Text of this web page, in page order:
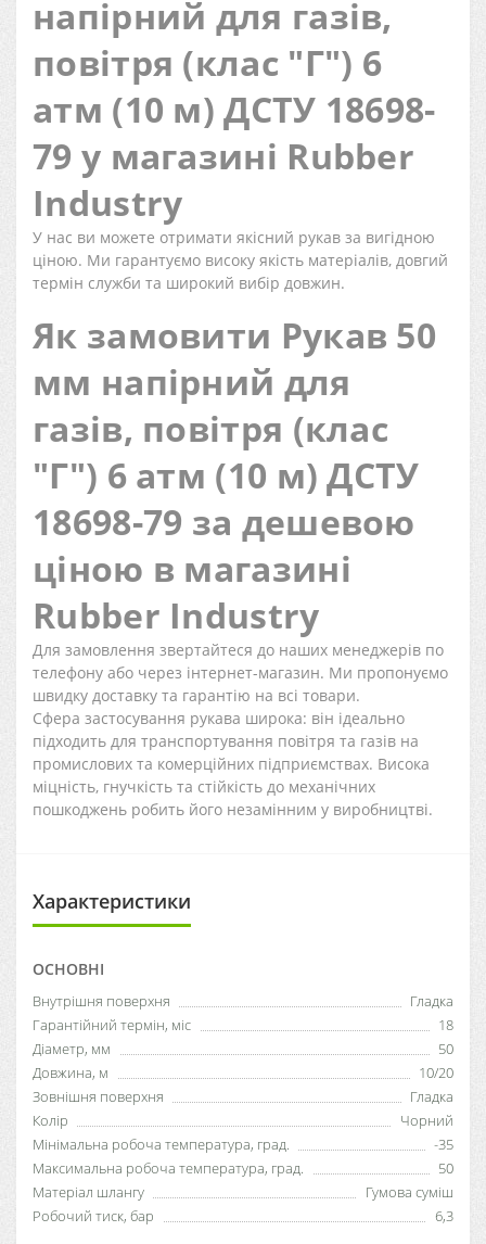
напірний для газів,
повітря (клас "Г") 6
атм (10 м) ДСТУ 18698-
79 у магазині Rubber
Industry
У нас ви можете отримати якісний рукав за вигідною
ціною. Ми гарантуємо високу якість матеріалів, довгий
термін служби та широкий вибір довжин.
Як замовити Рукав 50
мм напірний для
газів, повітря (клас
"Г") 6 атм (10 м) ДСТУ
18698-79 за дешевою
ціною в магазині
Rubber Industry
Для замовлення звертайтеся до наших менеджерів по
телефону або через інтернет-магазин. Ми пропонуємо
швидку доставку та гарантію на всі товари.
Сфера застосування рукава широка: він ідеально
підходить для транспортування повітря та газів на
промислових та комерційних підприємствах. Висока
міцність, гнучкість та стійкість до механічних
пошкоджень робить його незамінним у виробництві.
Характеристики
ОСНОВНІ
Внутрішня поверхня
Гладка
Гарантійний термін, міс
18
Діаметр, мм
50
Довжина, м
10/20
Зовнішня поверхня
Гладка
Колір
Чорний
Мінімальна робоча температура, град.
-35
Максимальна робоча температура, град.
50
Матеріал шлангу
Гумова суміш
Робочий тиск, бар
6,3